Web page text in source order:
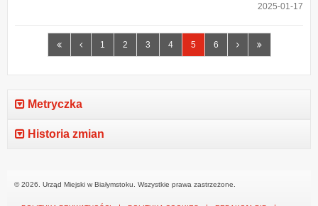
2025-01-17
PierwszaPoprzednia
1 2 3 4 5 6
NastępnaOstatnia
Metryczka
Historia zmian
© 2026. Urząd Miejski w Białymstoku. Wszystkie prawa zastrzeżone.